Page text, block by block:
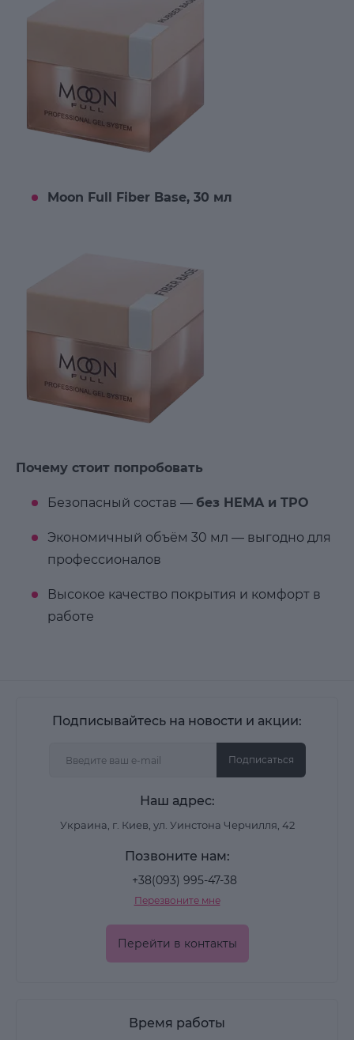
Moon Full Fiber Base, 30 мл
Почему стоит попробовать
Безопасный состав — без HEMA и TPO
Экономичный объём 30 мл — выгодно для
профессионалов
Высокое качество покрытия и комфорт в
работе
Подписывайтесь на новости и акции:
Подписаться
Наш адрес:
Украина, г. Киев, ул. Уинстона Черчилля, 42
Позвоните нам:
+38(093) 995-47-38
Перезвоните мне
Перейти в контакты
Время работы